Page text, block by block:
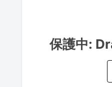
保護中: